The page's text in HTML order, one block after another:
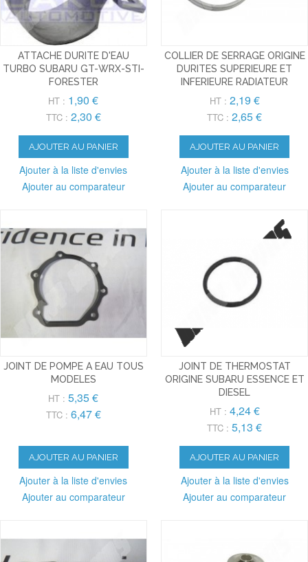
ATTACHE DURITE D'EAU
TURBO SUBARU GT-WRX-STI-
FORESTER
HT : 1,90 €
TTC : 2,30 €
AJOUTER AU PANIER
Ajouter à la liste d'envies
Ajouter au comparateur
COLLIER DE SERRAGE ORIGINE
DURITES SUPERIEURE ET
INFERIEURE RADIATEUR
HT : 2,19 €
TTC : 2,65 €
AJOUTER AU PANIER
Ajouter à la liste d'envies
Ajouter au comparateur
JOINT DE POMPE A EAU TOUS
MODELES
HT : 5,35 €
TTC : 6,47 €
AJOUTER AU PANIER
Ajouter à la liste d'envies
Ajouter au comparateur
JOINT DE THERMOSTAT
ORIGINE SUBARU ESSENCE ET
DIESEL
HT : 4,24 €
TTC : 5,13 €
AJOUTER AU PANIER
Ajouter à la liste d'envies
Ajouter au comparateur